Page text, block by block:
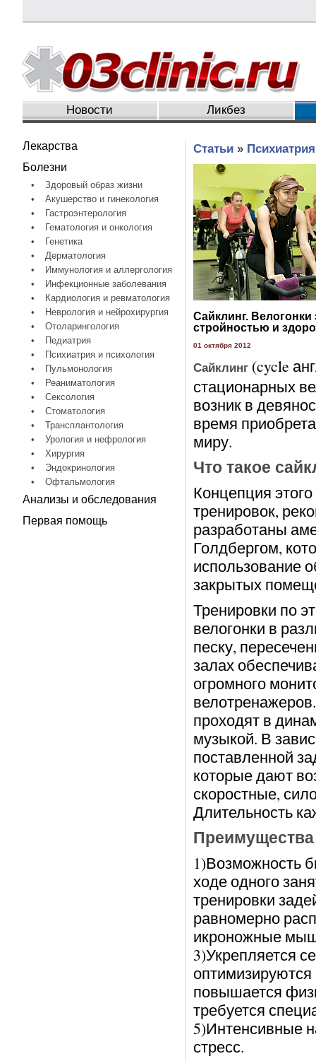
Новости Ликбез
Лекарства
Болезни
•
Здоровый образ жизни
•
Акушерство и гинекология
•
Гастроэнтерология
•
Гематология и онкология
•
Генетика
•
Дерматология
•
Иммунология и аллергология
•
Инфекционные заболевания
•
Кардиология и ревматология
•
Неврология и нейрохирургия
•
Отоларингология
•
Педиатрия
•
Психиатрия и психология
•
Пульмонология
•
Реаниматология
•
Сексология
•
Стоматология
•
Трансплантология
•
Урология и нефрология
•
Хирургия
•
Эндокринология
•
Офтальмология
Анализы и обследования
Первая помощь
Статьи»
Сайклинг. Велогонки
стройностью и
01 октября 2012
Сайклинг(cycle
стационарных
возник в
время
миру.
Что такое
Концепция
тренировок,
разработаны
Голдбергом,
использование
закрытых
Тренировки по
велогонки в
песку,
залах
огромного
проходят в
музыкой. В
поставленной
которые дают
скоростные,
Длительность
Преимущества
1)Возможность
ходе одного
тренировки
равномерно
икроножные
3)Укрепляется
повышается
требуется
5)Интенсивные
стресс.